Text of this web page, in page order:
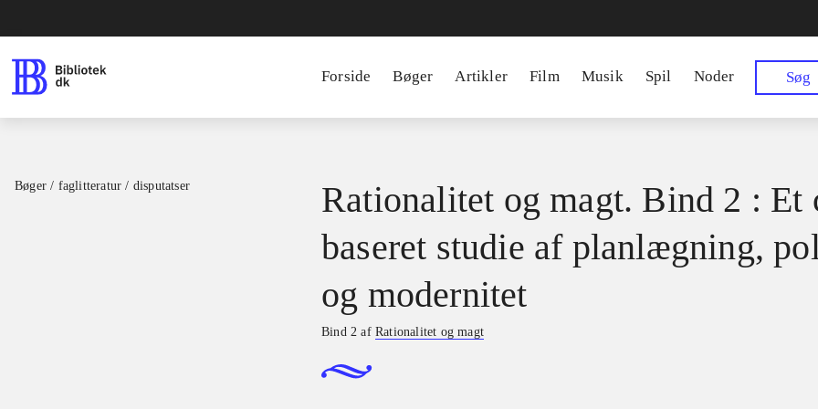
Forside Bøger Artikler Film Musik Spil Noder Søg
Bøger / faglitteratur / disputatser
Rationalitet og magt. Bind 2 : Et
baseret studie af planlægning,
og modernitet
Bind 2 afRationalitet og magt